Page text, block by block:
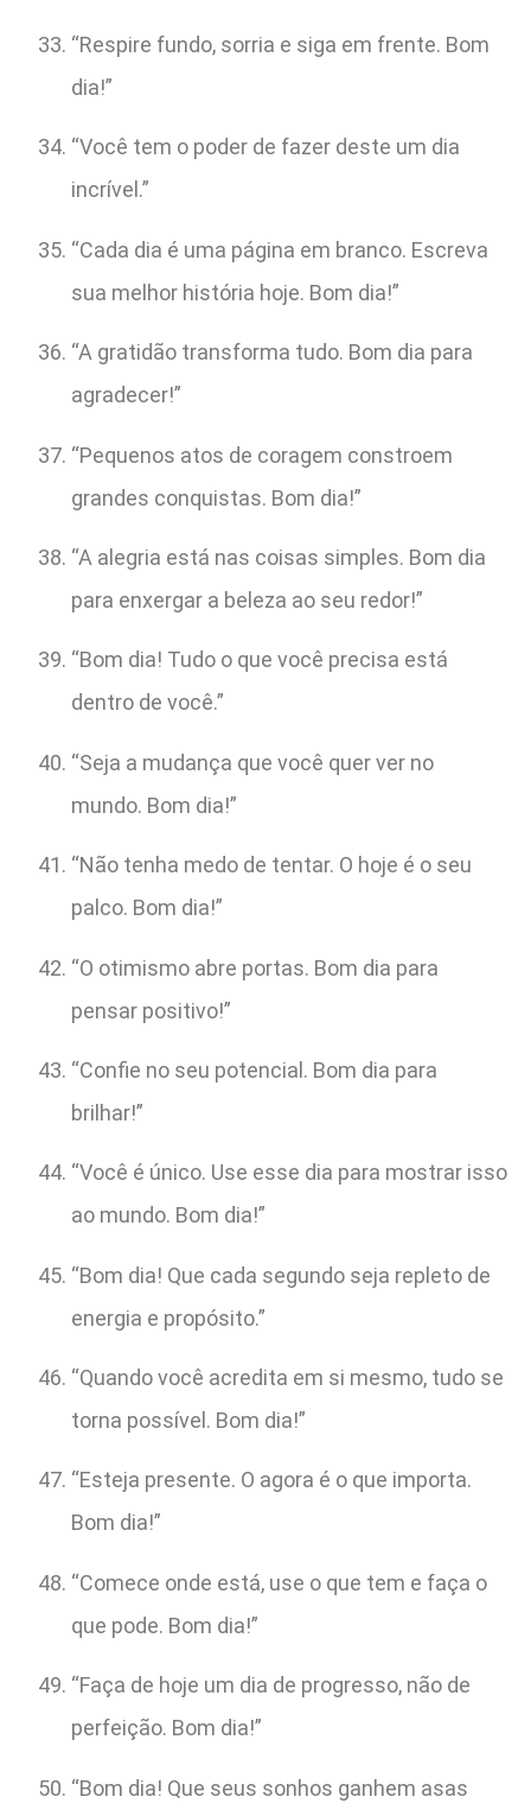
“Respire fundo, sorria e siga em frente. Bom
dia!”
“Você tem o poder de fazer deste um dia
incrível.”
“Cada dia é uma página em branco. Escreva
sua melhor história hoje. Bom dia!”
“A gratidão transforma tudo. Bom dia para
agradecer!”
“Pequenos atos de coragem constroem
grandes conquistas. Bom dia!”
“A alegria está nas coisas simples. Bom dia
para enxergar a beleza ao seu redor!”
“Bom dia! Tudo o que você precisa está
dentro de você.”
“Seja a mudança que você quer ver no
mundo. Bom dia!”
“Não tenha medo de tentar. O hoje é o seu
palco. Bom dia!”
“O otimismo abre portas. Bom dia para
pensar positivo!”
“Confie no seu potencial. Bom dia para
brilhar!”
“Você é único. Use esse dia para mostrar isso
ao mundo. Bom dia!”
“Bom dia! Que cada segundo seja repleto de
energia e propósito.”
“Quando você acredita em si mesmo, tudo se
torna possível. Bom dia!”
“Esteja presente. O agora é o que importa.
Bom dia!”
“Comece onde está, use o que tem e faça o
que pode. Bom dia!”
“Faça de hoje um dia de progresso, não de
perfeição. Bom dia!”
“Bom dia! Que seus sonhos ganhem asas